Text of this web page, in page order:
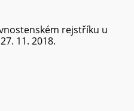
rejstříku u
11. 2018.